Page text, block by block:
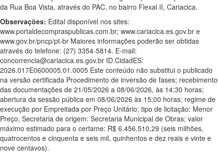
da Rua Boa Vista, através do PAC, no bairro Flexal II, Cariacica.
Observações: Edital disponível nos sites:
www.portaldecompraspublicas.com.br; www.cariacica.es.gov.br e
www.gov.br/pncp/pt-br Maiores informações poderão ser obtidas
através do telefone: (27) 3354-5814. E-mail:
concorrencia@cariacica.es.gov.br ID.CidadES:
2026.017E0600005.01.0005 Este conteúdo não substitui o publicado
na versão certificada Procedimento de inversão de fases; recebimento
das documentações de 21/05/2026 a 08/06/2026, às 14:30 horas;
abertura da sessão pública em 08/06/2026 às 15:00 horas; regime de
execução por Empreitada por Preço Unitário; tipo de licitação: Menor
Preço; Secretaria de origem: Secretaria Municipal de Obras; valor
máximo estimado para o certame: R$ 6.456.510,29 (seis milhões,
quatrocentos e cinquenta e seis mil, quinhentos e dez reais e vinte e
nove centavos).